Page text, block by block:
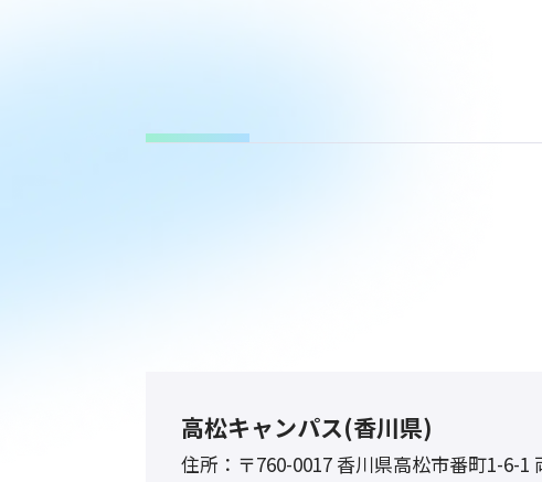
高松キャンパス(香川県)
住所： 〒760-0017 香川県高松市番町1-6-1